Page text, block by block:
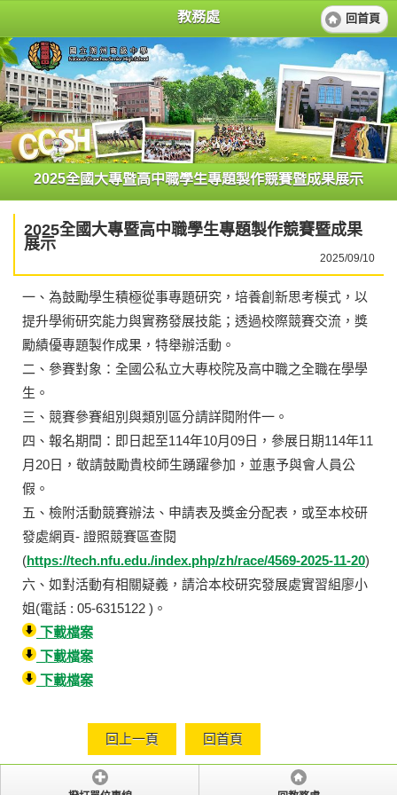
教務處 回首頁
2025全國大專暨高中職學生專題製作競賽暨成果展示
2025全國大專暨高中職學生專題製作競賽暨成果
展示
2025/09/10
一、為鼓勵學生積極從事專題研究，培養創新思考模式，以
提升學術研究能力與實務發展技能；透過校際競賽交流，獎
勵績優專題製作成果，特舉辦活動。
二、參賽對象：全國公私立大專校院及高中職之全職在學學
生。
三、競賽參賽組別與類別區分請詳閱附件一。
四、報名期間：即日起至114年10月09日，參展日期114年11
月20日，敬請鼓勵貴校師生踴躍參加，並惠予與會人員公
假。
五、檢附活動競賽辦法、申請表及獎金分配表，或至本校研
發處網頁- 證照競賽區查閱
(https://tech.nfu.edu./index.php/zh/race/4569-2025-11-20)
六、如對活動有相關疑義，請洽本校研究發展處實習組廖小
姐(電話 : 05-6315122 )。
下載檔案
下載檔案
下載檔案
回上一頁 回首頁